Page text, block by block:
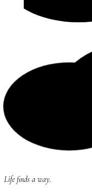
Life finds a way.